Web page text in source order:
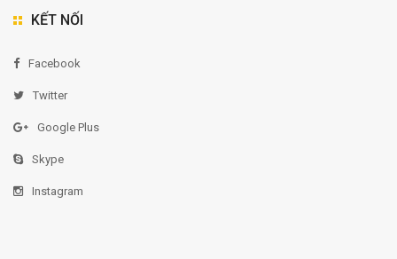
KẾT NỐI
Facebook
Twitter
Google Plus
Skype
Instagram